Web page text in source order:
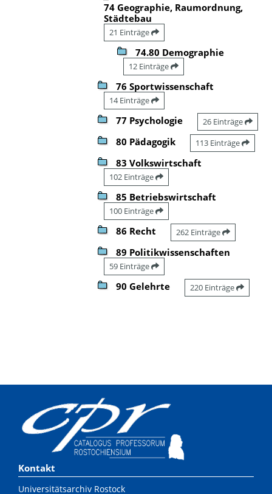
74 Geographie, Raumordnung,
Städtebau
21 Einträge
74.80 Demographie
12 Einträge
76 Sportwissenschaft
14 Einträge
77 Psychologie 26 Einträge
80 Pädagogik 113 Einträge
83 Volkswirtschaft
102 Einträge
85 Betriebswirtschaft
100 Einträge
86 Recht 262 Einträge
89 Politikwissenschaften
59 Einträge
90 Gelehrte 220 Einträge
Kontakt
Universitätsarchiv Rostock